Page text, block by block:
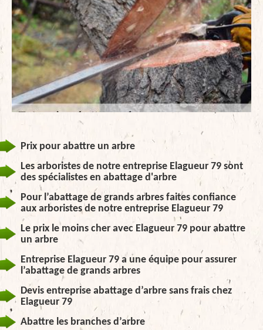
Prix pour abattre un arbre
Les arboristes de notre entreprise Elagueur 79 sont
des spécialistes en abattage d'arbre
Pour l’abattage de grands arbres faites confiance
aux arboristes de notre entreprise Elagueur 79
Le prix le moins cher avec Elagueur 79 pour abattre
un arbre
Entreprise Elagueur 79 a une équipe pour assurer
l’abattage de grands arbres
Devis entreprise abattage d’arbre sans frais chez
Elagueur 79
Abattre les branches d’arbre